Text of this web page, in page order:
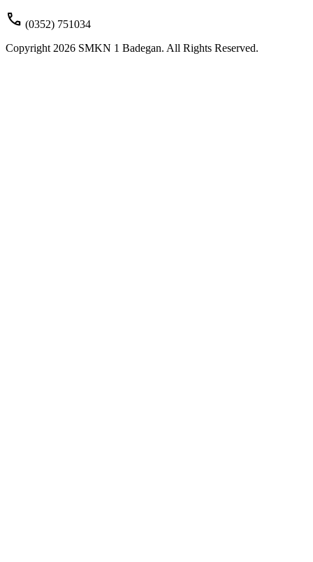
call (0352) 751034
Copyright 2026 SMKN 1 Badegan. All Rights Reserved.